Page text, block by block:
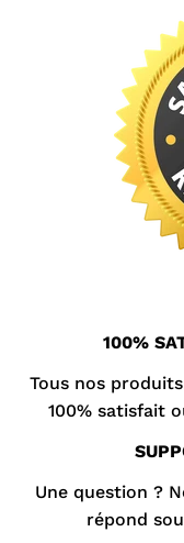
100%
Tous nos
100% satisfait
Une question ?
répond